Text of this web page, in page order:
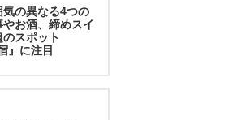
気の異なる4つの
お酒、締めスイ
スポット
』に注目